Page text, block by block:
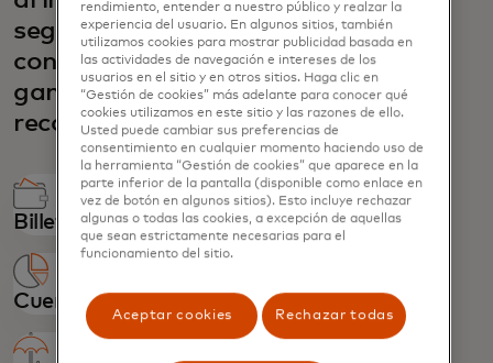
segundos, con un servicio de
confianza, para una amplia
gama de casos de uso de
recargas:
Billetera digital
Cuenta de inversión
rendimiento, entender a nuestro público y realzar la
experiencia del usuario. En algunos sitios, también
utilizamos cookies para mostrar publicidad basada en
las actividades de navegación e intereses de los
usuarios en el sitio y en otros sitios. Haga clic en
“Gestión de cookies” más adelante para conocer qué
cookies utilizamos en este sitio y las razones de ello.
Usted puede cambiar sus preferencias de
consentimiento en cualquier momento haciendo uso de
la herramienta “Gestión de cookies” que aparece en la
parte inferior de la pantalla (disponible como enlace en
vez de botón en algunos sitios). Esto incluye rechazar
algunas o todas las cookies, a excepción de aquellas
que sean estrictamente necesarias para el
funcionamiento del sitio.
Aceptar cookies Rechazar todas